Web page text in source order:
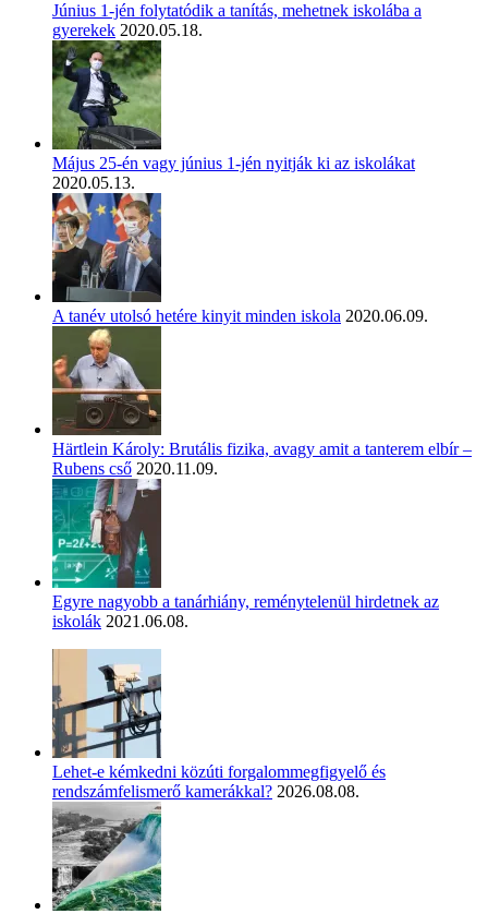
Június 1-jén folytatódik a tanítás, mehetnek iskolába a
gyerekek 2020.05.18.
Május 25-én vagy június 1-jén nyitják ki az iskolákat
2020.05.13.
A tanév utolsó hetére kinyit minden iskola 2020.06.09.
Härtlein Károly: Brutális fizika, avagy amit a tanterem elbír –
Rubens cső 2020.11.09.
Egyre nagyobb a tanárhiány, reménytelenül hirdetnek az
iskolák 2021.06.08.
Lehet-e kémkedni közúti forgalommegfigyelő és
rendszámfelismerő kamerákkal? 2026.08.08.